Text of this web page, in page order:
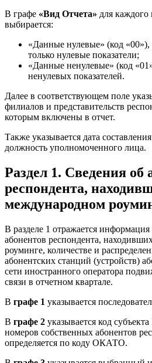
В графе «Вид Отчета» для каждого
выбирается:
«Данные нулевые» (код «00»),
только нулевые показатели;
«Данные ненулевые» (код
ненулевых показателей.
Далее в соответствующем поле
филиалов и представительств
которым включены в отчет.
Также указывается дата
должность уполномоченного лица.
Раздел 1. Сведения об
респондента,
международном
В разделе 1 отражается
абонентов респондента,
роуминге, количестве и
абонентских станций (устройств)
сети иностранного оператора
связи в отчетном квартале.
В графе 1 указывается
В графе 2 указывается код
номеров собственных абонентов
определяется по коду ОКАТО.